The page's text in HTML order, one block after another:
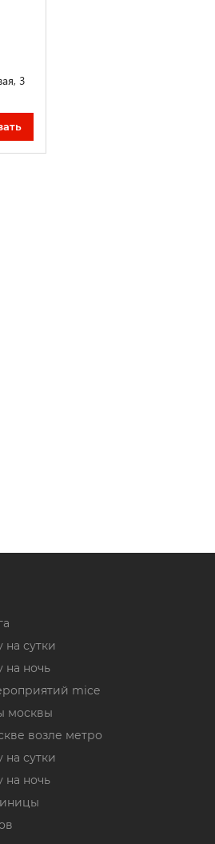
3
на сутки
на ночь
mice
москвы
возле метро
на сутки
на ночь